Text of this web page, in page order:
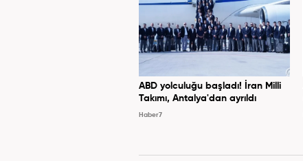
ABD yolculuğu başladı! İran Milli
Takımı, Antalya'dan ayrıldı
Haber7